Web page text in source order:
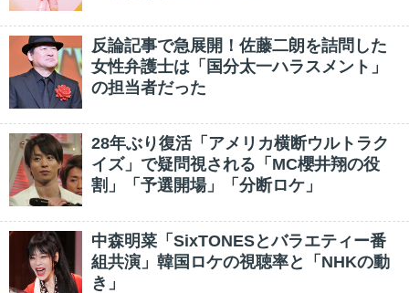
反論記事で急展開！佐藤二朗を詰問した
女性弁護士は「国分太一ハラスメント」
の担当者だった
28年ぶり復活「アメリカ横断ウルトラク
イズ」で疑問視される「MC櫻井翔の役
割」「予選開場」「分断ロケ」
中森明菜「SixTONESとバラエティー番
組共演」韓国ロケの視聴率と「NHKの動
き」